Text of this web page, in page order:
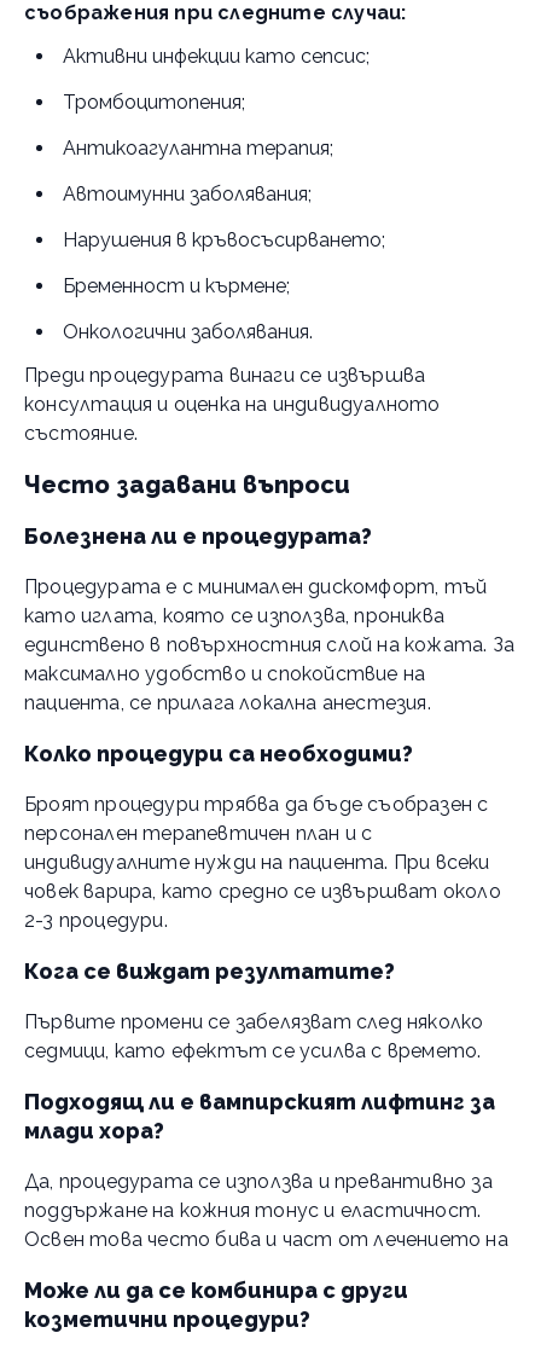
съображения при следните случаи:
Активни инфекции като сепсис;
Тромбоцитопения;
Антикоагулантна терапия;
Автоимунни заболявания;
Нарушения в кръвосъсирването;
Бременност и кърмене;
Онкологични заболявания.
Преди процедурата винаги се извършва
консултация и оценка на индивидуалното
състояние.
Често задавани въпроси
Болезнена ли е процедурата?
Процедурата е с минимален дискомфорт, тъй
като иглата, която се използва, прониква
единствено в повърхностния слой на кожата. За
максимално удобство и спокойствие на
пациента, се прилага локална анестезия.
Колко процедури са необходими?
Броят процедури трябва да бъде съобразен с
персонален терапевтичен план и с
индивидуалните нужди на пациента. При всеки
човек варира, като средно се извършват около
2-3 процедури.
Кога се виждат резултатите?
Първите промени се забелязват след няколко
седмици, като ефектът се усилва с времето.
Подходящ ли е вампирският лифтинг за
млади хора?
Да, процедурата се използва и превантивно за
поддържане на кожния тонус и еластичност.
Освен това често бива и част от лечението на
Може ли да се комбинира с други
козметични процедури?